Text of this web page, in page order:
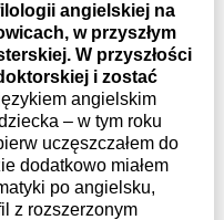
angielskiej na
w przyszłym
W przyszłości
i zostać
angielskim
– w tym roku
uczęszczałem do
dodatkowo miałem
po angielsku,
z rozszerzonym